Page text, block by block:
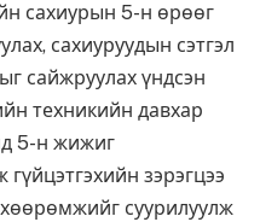
сахиурын 5-н өрөөг
сахиуруудын сэтгэл
сайжруулах үндсэн
техникийн давхар
5-н жижиг
зэрэгцээ
суурилуулж